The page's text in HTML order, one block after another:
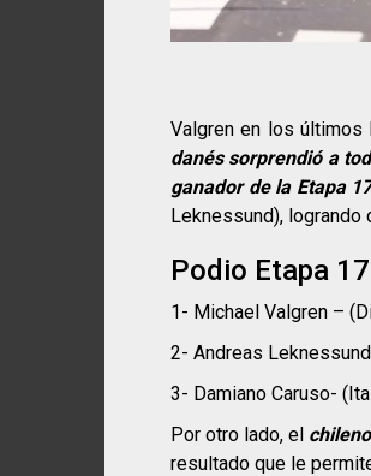
Valgren en los
danés sorprendió a
ganador de la Etapa 17
Leknessund), logrando
Podio Etapa 17
1- Michael Valgren –
2- Andreas
3- Damiano Caruso-
Por otro lado, el
resultado que le